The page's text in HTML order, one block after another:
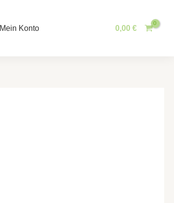
Mein Konto 0,00 €